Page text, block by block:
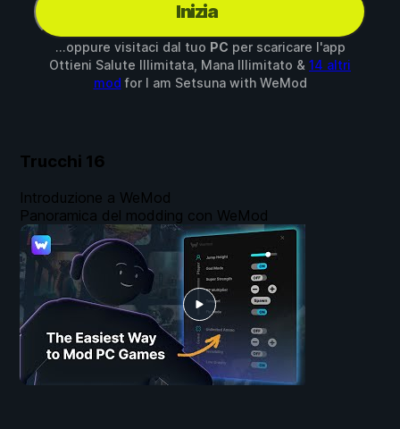
Inizia
...oppure visitaci dal tuo PC per scaricare l'app
Ottieni Salute Illimitata, Mana Illimitato & 14 altri
mod for I am Setsunawith WeMod
Trucchi 16
Introduzione a WeMod
Panoramica del modding con WeMod